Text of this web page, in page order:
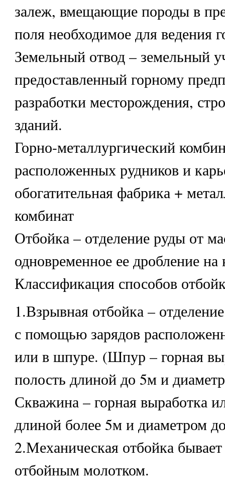
залеж, вмещающие породы в
поля необходимое для ведения
Земельный отвод – земельный
предоставленный горному
разработки месторождения,
зданий.
Горно-металлургический
расположенных рудников и
обогатительная фабрика +
комбинат
Отбойка – отделение руды от
одновременное ее дробление на
Классификация способов
1.Взрывная отбойка –
с помощью зарядов
или в шпуре. (Шпур – горная
полость длиной до 5м и
Скважина – горная выработка
длиной более 5м и диаметром
2.Механическая отбойка
отбойным молотком.